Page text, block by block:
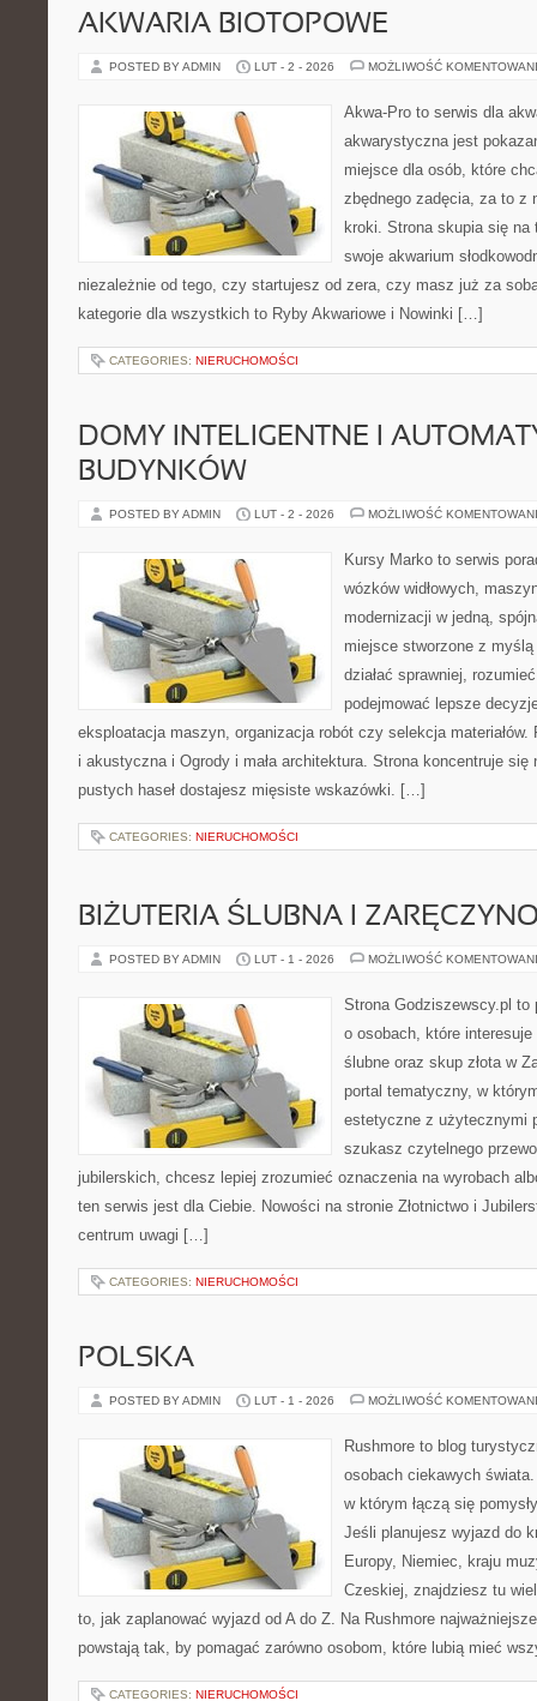
AKWARIA BIOTOPOWE
POSTED BY ADMIN LUT - 2 - 2026 MOŻLIWOŚĆ
Akwa-Pro to serwis dla
akwarystyczna jest
miejsce dla osób, które
zbędnego zadęcia, za to z
kroki. Strona skupia się na
swoje akwarium
niezależnie od tego, czy startujesz od zera, czy masz już za
kategorie dla wszystkich to Ryby Akwariowe i Nowinki […]
CATEGORIES: NIERUCHOMOŚCI
DOMY INTELIGENTNE I
BUDYNKÓW
POSTED BY ADMIN LUT - 2 - 2026 MOŻLIWOŚĆ
Kursy Marko to serwis
wózków widłowych,
modernizacji w jedną,
miejsce stworzone z
działać sprawniej,
podejmować lepsze
eksploatacja maszyn, organizacja robót czy selekcja
i akustyczna i Ogrody i mała architektura. Strona koncentruje
pustych haseł dostajesz mięsiste wskazówki. […]
CATEGORIES: NIERUCHOMOŚCI
BIŻUTERIA ŚLUBNA I
POSTED BY ADMIN LUT - 1 - 2026 MOŻLIWOŚĆ
Strona Godziszewscy.pl to
o osobach, które
ślubne oraz skup złota w
portal tematyczny, w
estetyczne z użytecznymi
szukasz czytelnego
jubilerskich, chcesz lepiej zrozumieć oznaczenia na wyrobach
ten serwis jest dla Ciebie. Nowości na stronie Złotnictwo i
centrum uwagi […]
CATEGORIES: NIERUCHOMOŚCI
POLSKA
POSTED BY ADMIN LUT - 1 - 2026 MOŻLIWOŚĆ
Rushmore to blog
osobach ciekawych
w którym łączą się
Jeśli planujesz wyjazd do
Europy, Niemiec, kraju
Czeskiej, znajdziesz tu
to, jak zaplanować wyjazd od A do Z. Na Rushmore
powstają tak, by pomagać zarówno osobom, które lubią mieć
CATEGORIES: NIERUCHOMOŚCI